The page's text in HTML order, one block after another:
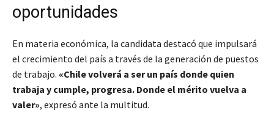
oportunidades
En materia económica, la candidata destacó que impulsará
el crecimiento del país a través de la generación de puestos
de trabajo. «Chile volverá a ser un país donde quien
trabaja y cumple, progresa. Donde el mérito vuelva a
valer», expresó ante la multitud.